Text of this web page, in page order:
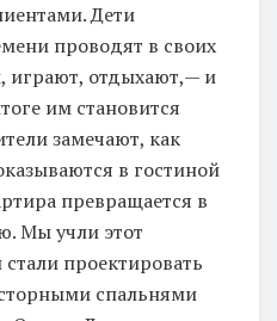
Дети
проводят в своих
играют, отдыхают,— и
им становится
замечают, как
в гостиной
превращается в
Мы учли этот
проектировать
спальнями